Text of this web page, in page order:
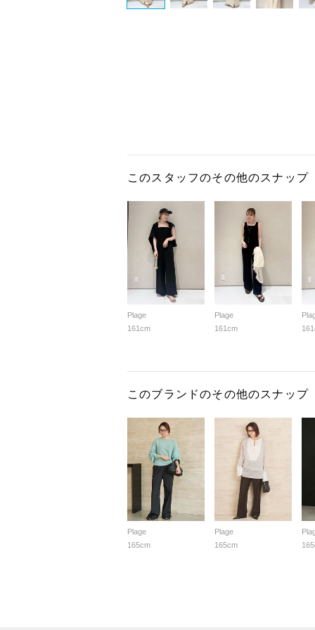
このスタッフのその他のスナップ
Plage
161cm
Plage
161cm
このブランドのその他のスナップ
Plage
165cm
Plage
165cm